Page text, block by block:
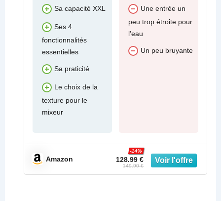
Sa capacité XXL
Ses 4
fonctionnalités
essentielles
Sa praticité
Le choix de la
texture pour le
mixeur
Une entrée un
peu trop étroite pour
l’eau
Un peu bruyante
Amazon 128.99 €
-14%
149.90 €